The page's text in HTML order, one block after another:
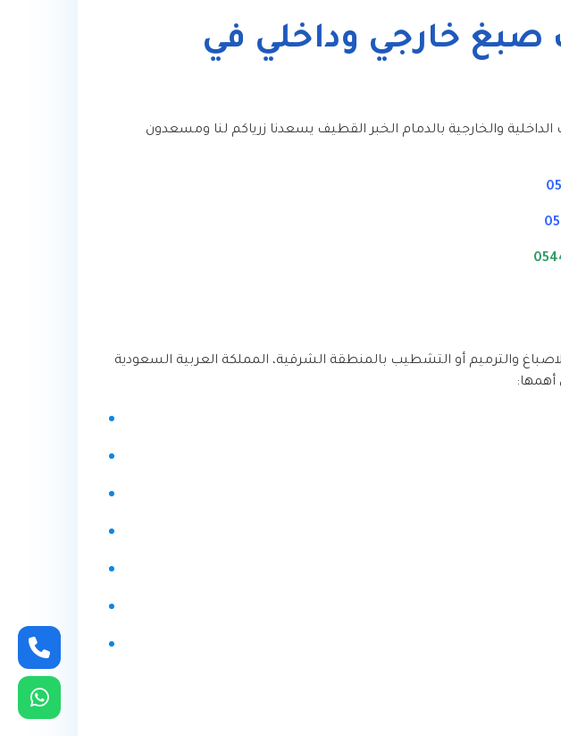
صبغ خارجي وداخلي في
والخارجية بالدمام الخبر القطيف يسعدنا زرياكم لنا ومسعدون
ومن وخلال خبرة عمل تتجاوز 11 سنة في مقاولات الاصباغ والترميم أو التشطيب بالمنطقة الشرقية، المملكة العربية السعودية
أهمها: